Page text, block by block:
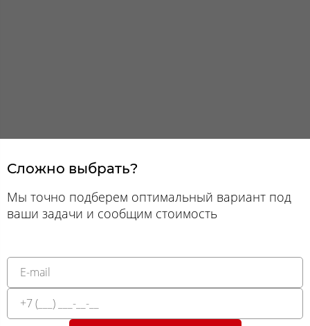
Сложно выбрать?
Мы точно подберем оптимальный вариант под
ваши задачи и сообщим стоимость